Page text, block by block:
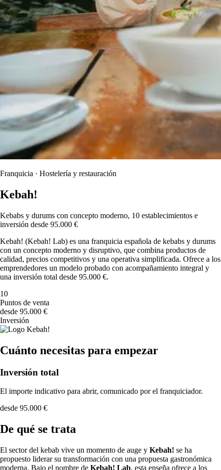
Franquicia · Hostelería y restauración
Kebah!
Kebabs y durums con concepto moderno, 10 establecimientos e
inversión desde 95.000 €
Kebah! (Kebah! Lab) es una franquicia española de kebabs y durums
con un concepto moderno y disruptivo, que combina productos de
calidad, precios competitivos y una operativa simplificada. Ofrece a los
emprendedores un modelo probado con acompañamiento integral y
una inversión total desde 95.000 €.
10
Puntos de venta
desde 95.000 €
Inversión
Cuánto necesitas para empezar
Inversión total
El importe indicativo para abrir, comunicado por el franquiciador.
desde 95.000 €
De qué se trata
El sector del kebab vive un momento de auge y Kebah! se ha
propuesto liderar su transformación con una propuesta gastronómica
moderna. Bajo el nombre de Kebah! Lab, esta enseña ofrece a los